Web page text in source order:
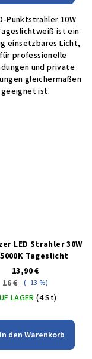
Punktstrahler 10W
ist ein
einsetzbares Licht,
professionelle
und private
gleichermaßen
geeignet ist.
LED Strahler 30W
Tageslicht
13,90 €
16 € (–13 %)
LAGER(4 St)
In den Warenkorb